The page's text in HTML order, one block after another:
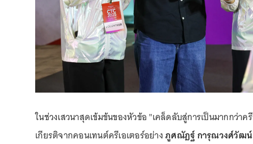
ในช่วงเสวนาสุดเข้มข้นของหัวข้อ "เคล็ดลับสู่การเป็นมากกว่าค
เกียรติจากคอนเทนต์ครีเอเตอร์อย่างภูศณัฎฐ์ การุณวงศ์วัฒน์